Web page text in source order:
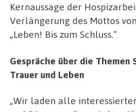
Kernaussage der
Verlängerung des Mottos
„Leben! Bis zum Schluss.“
Gespräche über die Themen
Trauer und Leben
„Wir laden alle